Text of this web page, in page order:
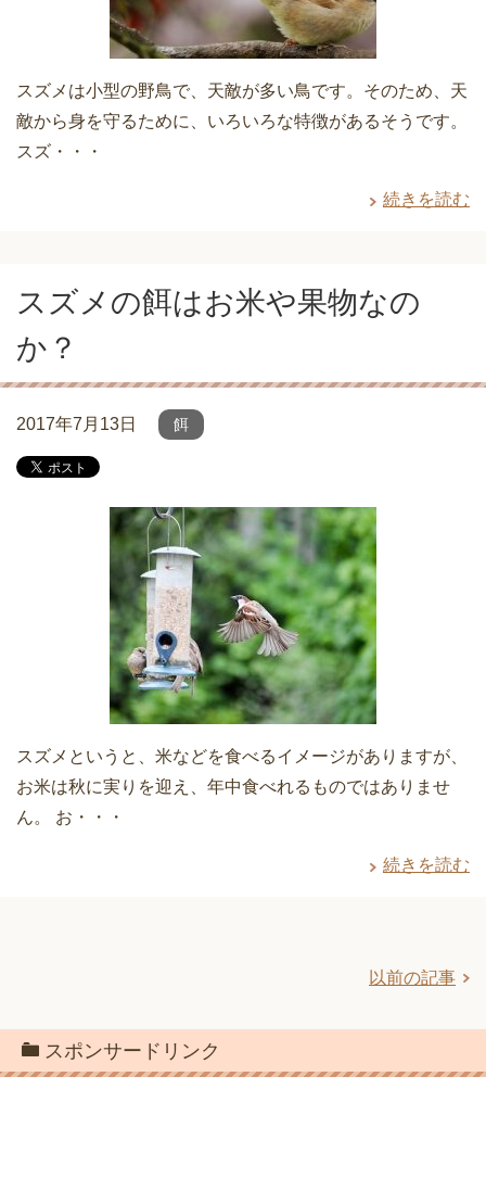
スズメは小型の野鳥で、天敵が多い鳥です。そのため、天
敵から身を守るために、いろいろな特徴があるそうです。
スズ・・・
続きを読む
スズメの餌はお米や果物なの
か？
2017年7月13日 餌
スズメというと、米などを食べるイメージがありますが、
お米は秋に実りを迎え、年中食べれるものではありませ
ん。 お・・・
続きを読む
以前の記事
スポンサードリンク